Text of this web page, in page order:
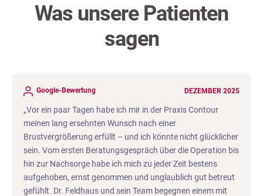
Was unsere Patienten
sagen
Google-Bewertung DEZEMBER 2025
Vor ein paar Tagen habe ich mir in der Praxis Contour
meinen lang ersehnten Wunsch nach einer
Brustvergrößerung erfüllt – und ich könnte nicht glücklicher
sein. Vom ersten Beratungsgespräch über die Operation bis
hin zur Nachsorge habe ich mich zu jeder Zeit bestens
aufgehoben, ernst genommen und unglaublich gut betreut
gefühlt. Dr. Feldhaus und sein Team begegnen einem mit